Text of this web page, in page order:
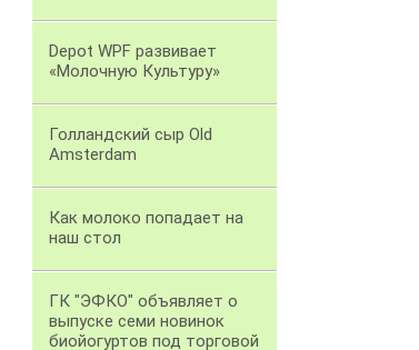
Depot WPF развивает
«Молочную Культуру»
Голландский сыр Old
Amsterdam
Как молоко попадает на
наш стол
ГК "ЭФКО" объявляет о
выпуске семи новинок
биойогуртов под торговой